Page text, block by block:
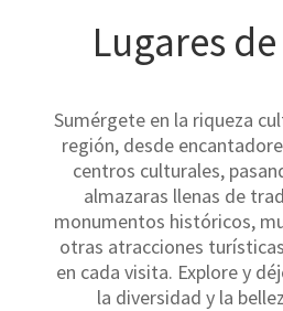
Lugares
Sumérgete en la riqueza
región, desde
centros culturales,
almazaras llenas de
monumentos históricos,
otras atracciones
en cada visita. Explore y
la diversidad y la